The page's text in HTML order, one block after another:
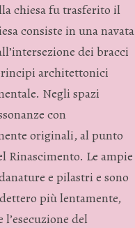
chiesa fu trasferito il
consiste in una navata
dei bracci
architettonici
Negli spazi
con
originali, al punto
Rinascimento. Le ampie
e pilastri e sono
più lentamente,
del